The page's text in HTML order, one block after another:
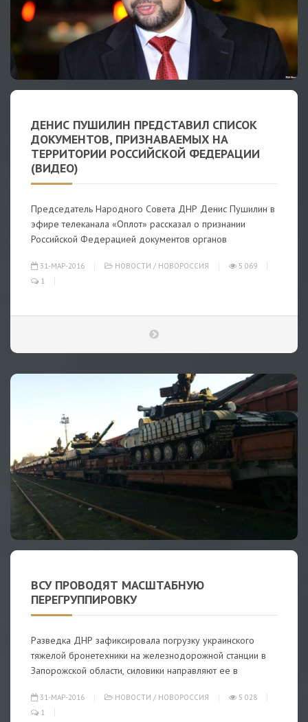
ДЕНИС ПУШИЛИН ПРЕДСТАВИЛ СПИСОК
ДОКУМЕНТОВ, ПРИЗНАВАЕМЫХ НА
ТЕРРИТОРИИ РОССИЙСКОЙ ФЕДЕРАЦИИ
(ВИДЕО)
Председатель Народного Совета ДНР Денис Пушилин в
эфире телеканала «Оплот» рассказал о признании
Российской Федерацией документов органов
31-МАР-2016 НОВОСТИ / НОВОРОССИЯ
5 069
1
ВСУ ПРОВОДЯТ МАСШТАБНУЮ
ПЕРЕГРУППИРОВКУ
Разведка ДНР зафиксировала погрузку украинского
тяжелой бронетехники на железнодорожной станции в
Запорожской области, силовики направляют ее в
31-МАР-2016 НОВОСТИ / НОВОРОССИЯ
5 028
1